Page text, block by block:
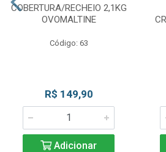
COBERTURA/RECHEIO 2,1KG
OVOMALTINE
Código: 63
R$ 149,90
Adicionar